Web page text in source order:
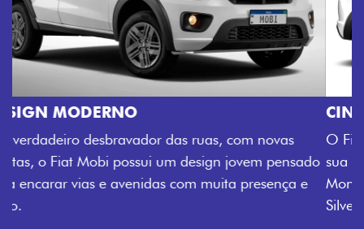
CINCO OPÇÕES DE CORES
O Fiat Mobi tem sempre uma opção de cor que é a
sua cara. Escolha entre o Preto Vulcano, Vermelho
Montecarlo, Branco Banchisa, Prata Bari e Cinza
Silverstone.